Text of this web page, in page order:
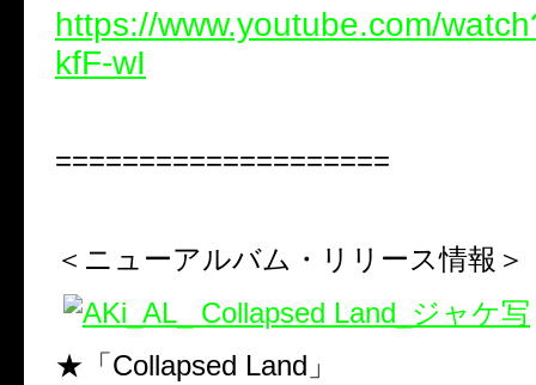
https://www.youtube.com/
kfF-wI
====================
＜ニューアルバム・リリース情報＞
★「 Collapsed Land 」